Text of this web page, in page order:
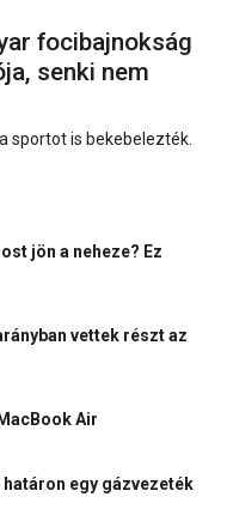
focibajnokság
senki nem
sportot is bekebelezték.
jön a neheze? Ez
vettek részt az
Air
egy gázvezeték